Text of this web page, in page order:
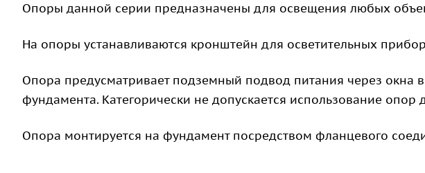
Опоры данной серии предназначены для освещения любых
На опоры устанавливаются кронштейн для осветительных
Опора предусматривает подземный подвод питания через окна
фундамента. Категорически не допускается использование опор
Опора монтируется на фундамент посредством фланцевого